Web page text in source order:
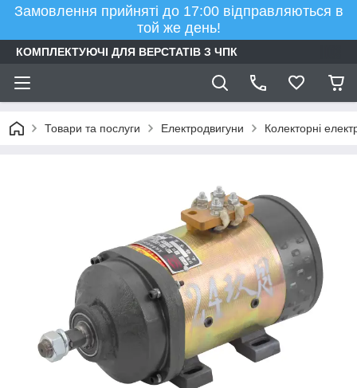
Замовлення прийняті до 17:00 відправляються в
той же день!
КОМПЛЕКТУЮЧІ ДЛЯ ВЕРСТАТІВ З ЧПК
Товари та послуги Електродвигуни Колекторні